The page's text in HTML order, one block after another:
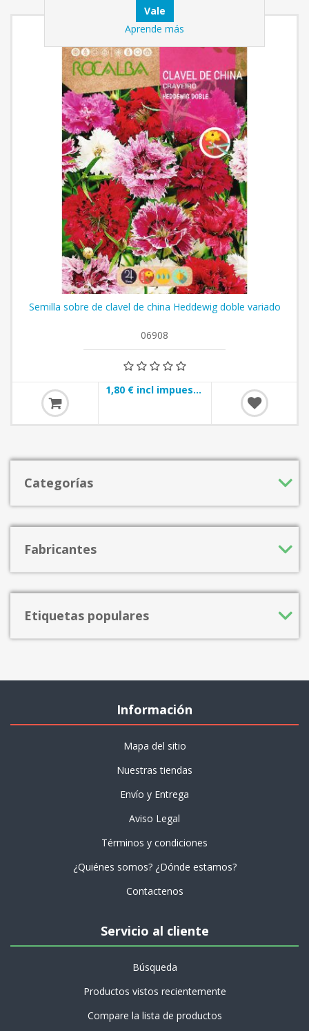
Semilla sobre de clavel de china Heddewig doble variado
06908
1,80 € incl impuestos
Categorías
Fabricantes
Etiquetas populares
Información
Mapa del sitio
Nuestras tiendas
Envío y Entrega
Aviso Legal
Términos y condiciones
¿Quiénes somos? ¿Dónde estamos?
Contactenos
Servicio al cliente
Búsqueda
Productos vistos recientemente
Compare la lista de productos
Aprende más